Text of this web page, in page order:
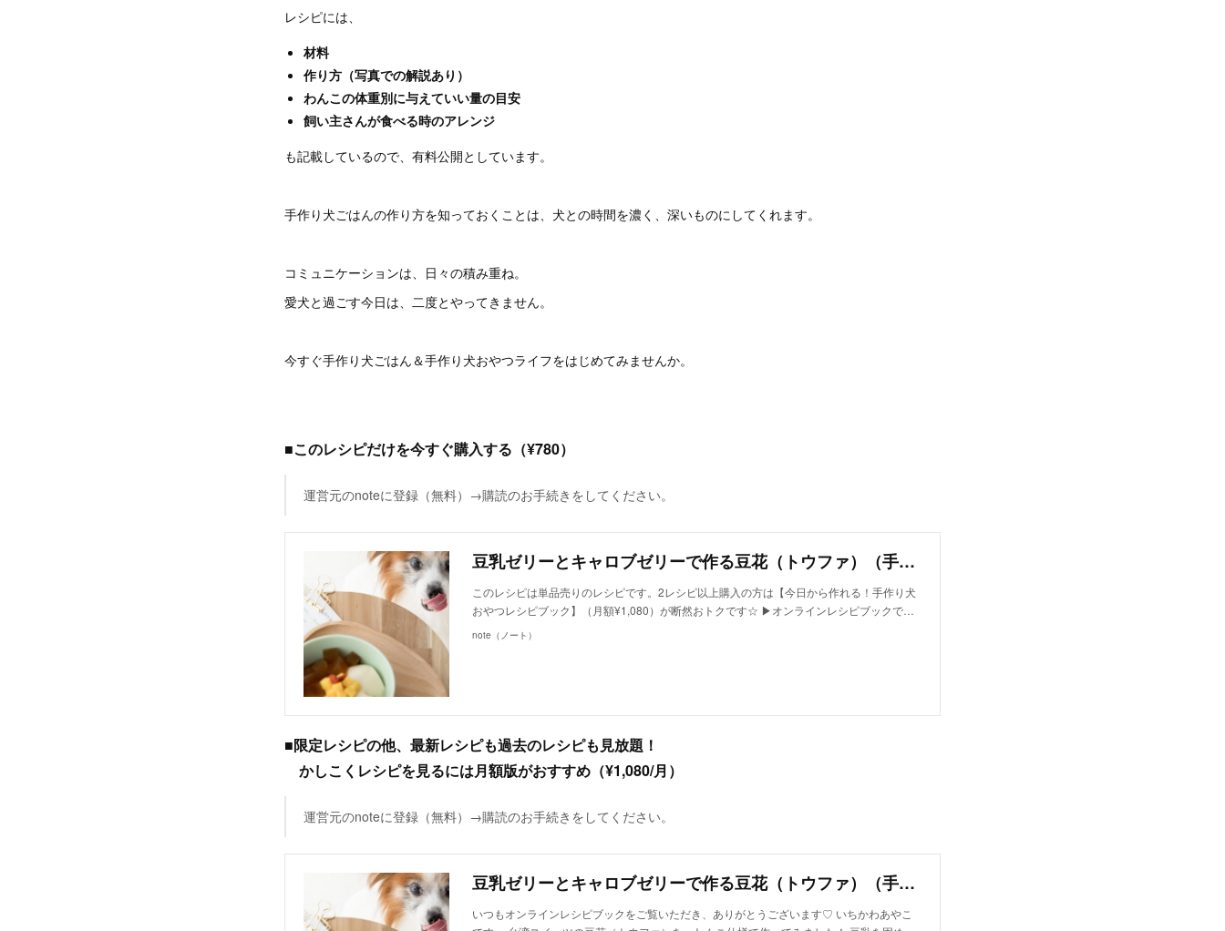
レシピには、
材料
作り方（写真での解説あり）
わんこの体重別に与えていい量の目安
飼い主さんが食べる時のアレンジ
も記載しているので、有料公開としています。
手作り犬ごはんの作り方を知っておくことは、犬との時間を濃く、深いものにしてくれます。
コミュニケーションは、日々の積み重ね。
愛犬と過ごす今日は、二度とやってきません。
今すぐ手作り犬ごはん＆手作り犬おやつライフをはじめてみませんか。
■このレシピだけを今すぐ購入する（¥780）
運営元のnoteに登録（無料）→購読のお手続きをしてください。
豆乳ゼリーとキャロブゼリーで作る豆花（トウファ）（手作り犬おやつレシピ）/単品購入｜いちかわあやこ（犬ごはん先生）｜note
このレシピは単品売りのレシピです。2レシピ以上購入の方は【今日から作れる！手作り犬
おやつレシピブック】（月額¥1,080）が断然おトクです☆ ▶︎オンラインレシピブックで…
note（ノート）
■限定レシピの他、最新レシピも過去のレシピも見放題！
かしこくレシピを見るには月額版がおすすめ（¥1,080/月）
運営元のnoteに登録（無料）→購読のお手続きをしてください。
豆乳ゼリーとキャロブゼリーで作る豆花（トウファ）（手作り犬おやつレシピ）｜いちかわあやこ（犬ごはん先生）｜note
いつもオンラインレシピブックをご覧いただき、ありがとうございます♡ いちかわあやこ